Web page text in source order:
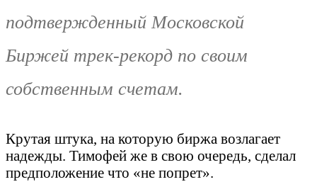
подтвержденный Московской
Биржей трек-рекорд по своим
собственным счетам.
Крутая штука, на которую биржа возлагает
надежды. Тимофей же в свою очередь, сделал
предположение что «не попрет».